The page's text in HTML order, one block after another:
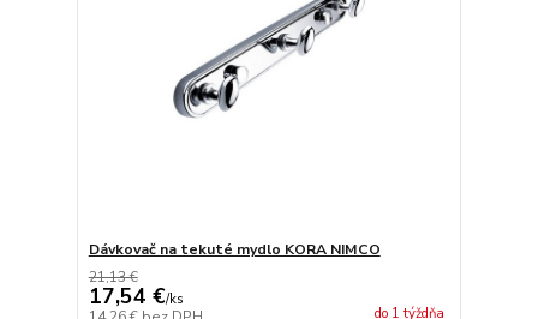
Dávkovač na tekuté mydlo KORA NIMCO
21,13 €
17,54 €/ks
do 1 týždňa